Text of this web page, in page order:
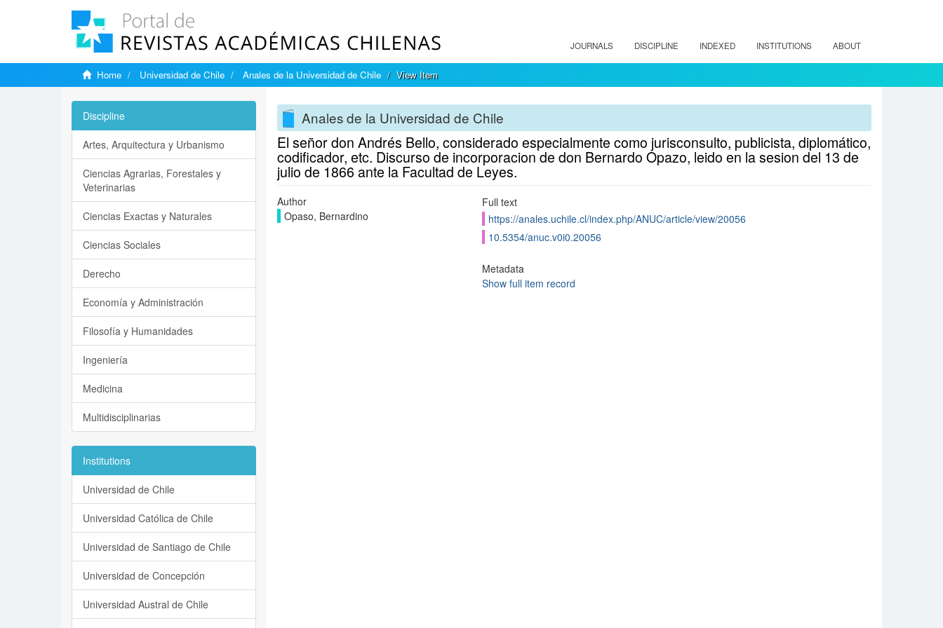
JOURNALS DISCIPLINE INDEXED INSTITUTIONS ABOUT
Home Universidad de Chile Anales de la Universidad de Chile View Item
Anales de la Universidad de Chile
El señor don Andrés Bello, considerado especialmente como jurisconsulto, publicista, diplomático,
codificador, etc. Discurso de incorporacion de don Bernardo Opazo, leido en la sesion del 13 de
julio de 1866 ante la Facultad de Leyes.
Author
Opaso, Bernardino
Full text
https://anales.uchile.cl/index.php/ANUC/article/view/20056
10.5354/anuc.v0i0.20056
Metadata
Show full item record
Discipline
Artes, Arquitectura y Urbanismo
Ciencias Agrarias, Forestales y
Veterinarias
Ciencias Exactas y Naturales
Ciencias Sociales
Derecho
Economía y Administración
Filosofía y Humanidades
Ingeniería
Medicina
Multidisciplinarias
Institutions
Universidad de Chile
Universidad Católica de Chile
Universidad de Santiago de Chile
Universidad de Concepción
Universidad Austral de Chile